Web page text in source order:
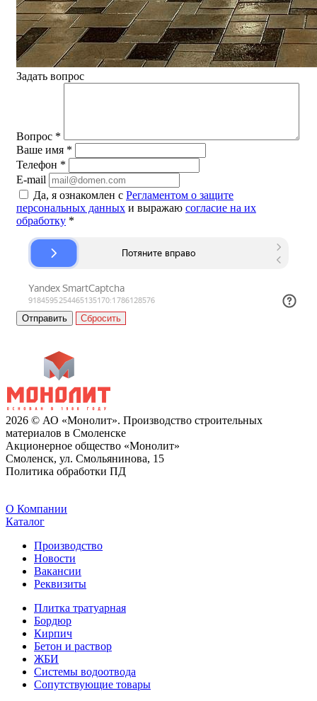
Задать вопрос
Вопрос *
Ваше имя *
Телефон *
E-mail
Да, я ознакомлен с Регламентом о защите
персональных данных и выражаю согласие на их
обработку *
Сбросить
2026 © АО «Монолит». Производство строительных
материалов в Смоленске
Акционерное общество «Монолит»
Смоленск, ул. Смольянинова, 15
Политика обработки ПД
O Компании
Каталог
Производство
Новости
Вакансии
Реквизиты
Плитка тратуарная
Бордюр
Кирпич
Бетон и раствор
ЖБИ
Системы водоотвода
Сопутствующие товары